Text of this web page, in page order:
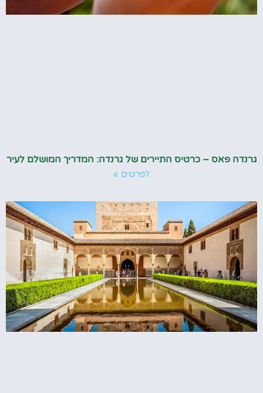
גרנדה פאס – כרטיס התיירים של גרנדה: המדריך המושלם לעיר
לפרטים »